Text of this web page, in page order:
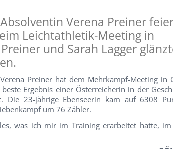
Verena Preiner
Leichtathletik-Meeting in
und Sarah Lagger
Preiner hat dem Mehrkampf-Meeting in
Ergebnis einer Österreicherin in der
Die 23-jährige Ebenseerin kam auf 6308
um 76 Zähler.
was ich mir im Training erarbeitet hatte, im